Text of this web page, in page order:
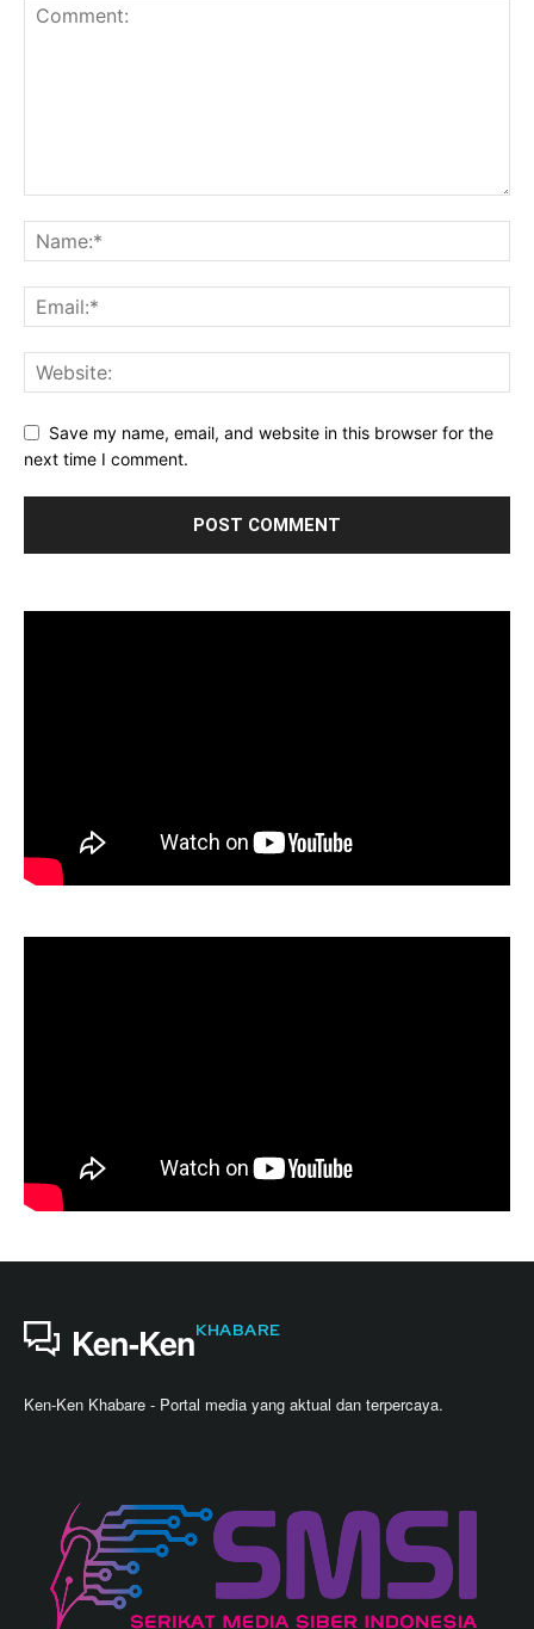
Save my name, email, and website in this browser for the
next time I comment.
Ken-KenKHABARE
Ken-Ken Khabare - Portal media yang aktual dan terpercaya.